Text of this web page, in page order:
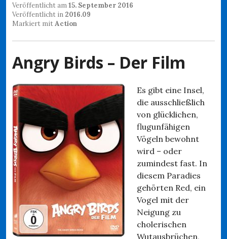
Veröffentlicht am15. September 2016
Veröffentlicht in 2016.09
Markiert mitAction
Angry Birds – Der Film
Es gibt eine Insel,
die ausschließlich
von glücklichen,
flugunfähigen
Vögeln bewohnt
wird – oder
zumindest fast. In
diesem Paradies
gehörten Red, ein
Vogel mit der
Neigung zu
cholerischen
Wutausbrüchen,